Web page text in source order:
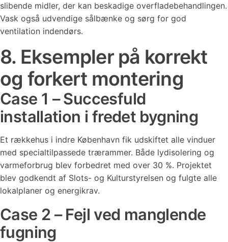
slibende midler, der kan beskadige overfladebehandlingen.
Vask også udvendige sålbænke og sørg for god
ventilation indendørs.
8. Eksempler på korrekt
og forkert montering
Case 1 – Succesfuld
installation i fredet bygning
Et rækkehus i indre København fik udskiftet alle vinduer
med specialtilpassede trærammer. Både lydisolering og
varmeforbrug blev forbedret med over 30 %. Projektet
blev godkendt af Slots- og Kulturstyrelsen og fulgte alle
lokalplaner og energikrav.
Case 2 – Fejl ved manglende
fugning